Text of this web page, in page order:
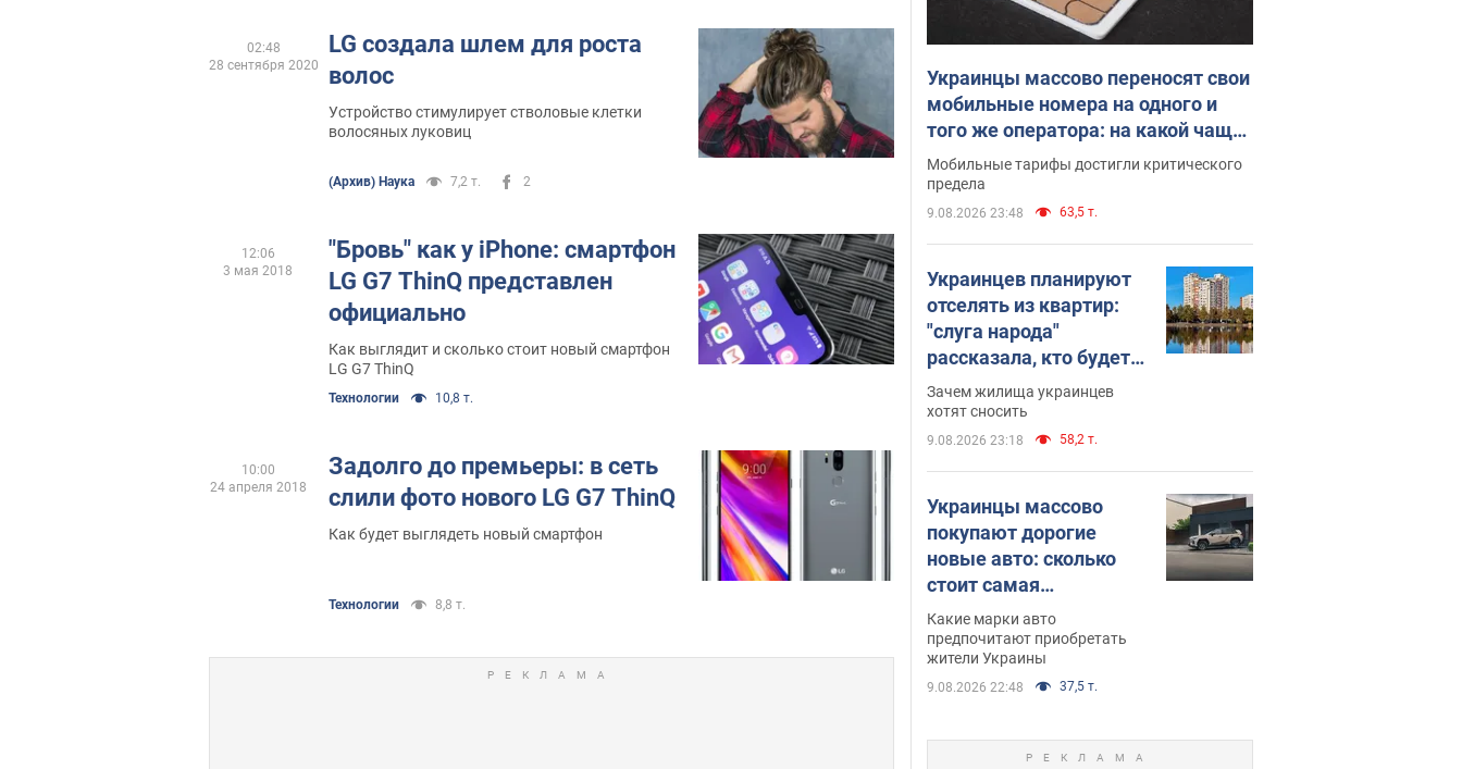
LG создала шлем для роста
волос
Устройство стимулирует стволовые клетки
волосяных луковиц
(Архив) Наука 7,2 т. 2
02:48
28 сентября 2020
"Бровь" как у iPhone: смартфон
LG G7 ThinQ представлен
официально
Как выглядит и сколько стоит новый смартфон
LG G7 ThinQ
Технологии 10,8 т.
12:06
3 мая 2018
Задолго до премьеры: в сеть
слили фото нового LG G7 ThinQ
Как будет выглядеть новый смартфон
Технологии 8,8 т.
10:00
24 апреля 2018
Украинцы массово переносят свои
мобильные номера на одного и
того же оператора: на какой чаще
всего переходят
Мобильные тарифы достигли критического
предела
9.08.2026 23:48 63,5 т.
Украинцев планируют
отселять из квартир:
"слуга народа"
рассказала, кто будет
принимать решение о
сносе домов
Зачем жилища украинцев
хотят сносить
9.08.2026 23:18 58,2 т.
Украинцы массово
покупают дорогие
новые авто: сколько
стоит самая
популярная модель
Какие марки авто
предпочитают приобретать
жители Украины
9.08.2026 22:48 37,5 т.